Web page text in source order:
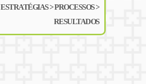
ESTRATÉGIAS > PROCESSOS >
RESULTADOS